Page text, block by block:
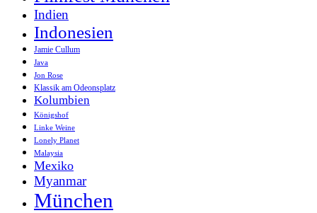
Indien
Indonesien
Jamie Cullum
Java
Jon Rose
Klassik am Odeonsplatz
Kolumbien
Königshof
Linke Weine
Lonely Planet
Malaysia
Mexiko
Myanmar
München